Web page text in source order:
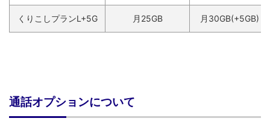
くりこしプランL+5G 月25GB 月30GB(+5GB)
通話オプションについて